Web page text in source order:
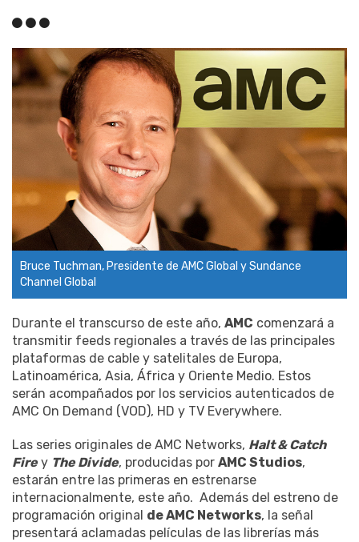
Bruce Tuchman, Presidente de AMC Global y Sundance
Channel Global
Durante el transcurso de este año, AMC comenzará a
transmitir feeds regionales a través de las principales
plataformas de cable y satelitales de Europa,
Latinoamérica, Asia, África y Oriente Medio. Estos
serán acompañados por los servicios autenticados de
AMC On Demand (VOD), HD y TV Everywhere.
Las series originales de AMC Networks, Halt & Catch
Firey The Divide, producidas por AMC Studios,
estarán entre las primeras en estrenarse
internacionalmente, este año. Además del estreno de
programación original de AMC Networks, la señal
presentará aclamadas películas de las librerías más